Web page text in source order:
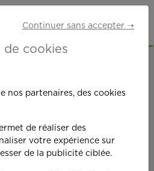
Continuer sans accepter ➝
de cookies
nos partenaires, des cookies
de réaliser des
votre expérience sur
de la publicité ciblée.